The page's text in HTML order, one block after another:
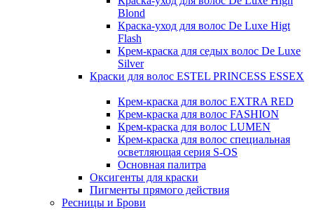
Blond
Краска-уход для волос De Luxe Higt
Flash
Крем-краска для седых волос De Luxe
Silver
Краски для волос ESTEL PRINCESS ESSEX
Крем-краска для волос EXTRA RED
Крем-краска для волос FASHION
Крем-краска для волос LUMEN
Крем-краска для волос специальная
осветляющая серия S-OS
Основная палитра
Оксигенты для краски
Пигменты прямого действия
Ресницы и Брови